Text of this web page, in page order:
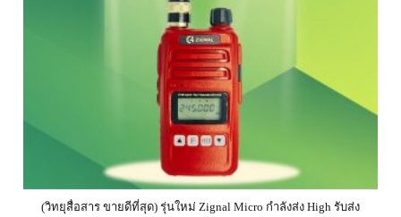
(วิทยุสื่อสาร ขายดีที่สุด) รุ่นใหม่ Zignal Micro กำลังส่ง High รับส่ง